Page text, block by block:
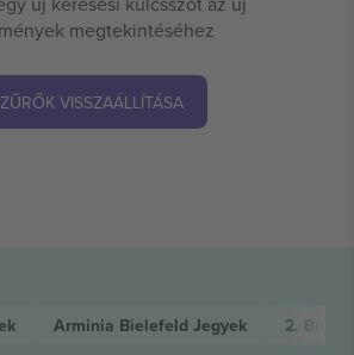
megtekintéséhez
VISSZAÁLLÍTÁSA
Arminia Bielefeld Jegyek 2.